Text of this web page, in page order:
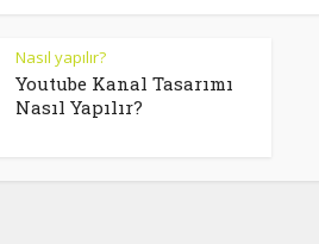
Nasıl yapılır?
Youtube Kanal Tasarımı
Nasıl Yapılır?